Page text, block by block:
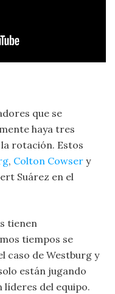
que se
haya tres
rotación. Estos
, Colton Cowser y
Suárez en el
tienen
tiempos se
caso de Westburg y
están jugando
líderes del equipo.